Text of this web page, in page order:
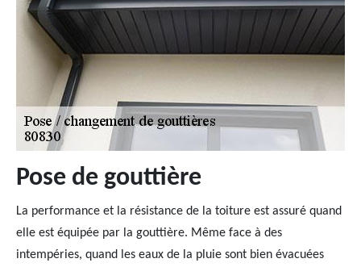
Pose de gouttière
La performance et la résistance de la toiture est assuré quand
elle est équipée par la gouttière. Même face à des
intempéries, quand les eaux de la pluie sont bien évacuées